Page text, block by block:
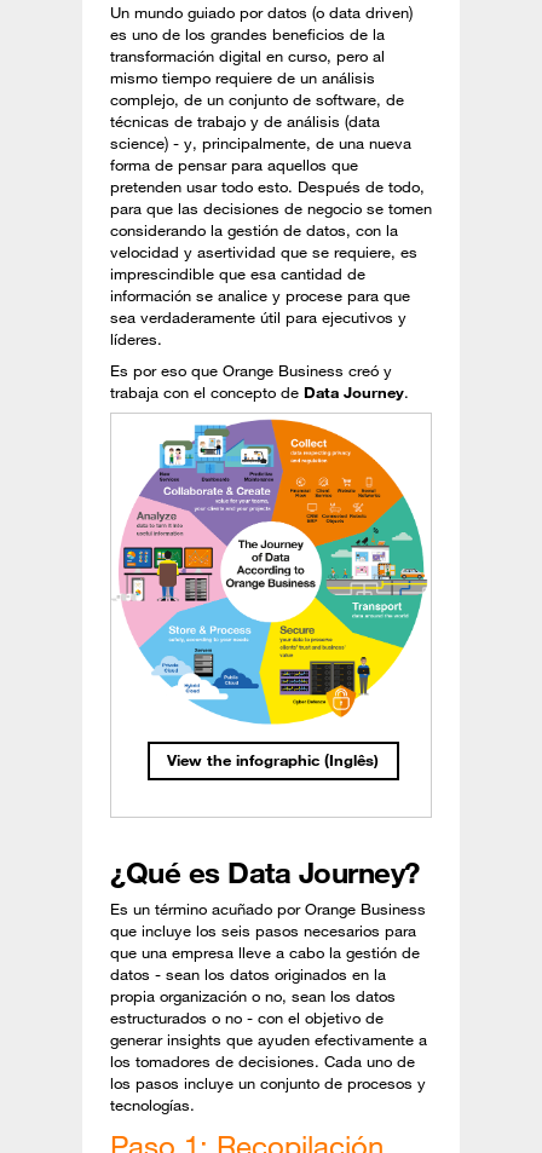
Un mundo guiado por datos (o data driven)
es uno de los grandes beneficios de la
transformación digital en curso, pero al
mismo tiempo requiere de un análisis
complejo, de un conjunto de software, de
técnicas de trabajo y de análisis (data
science) - y, principalmente, de una nueva
forma de pensar para aquellos que
pretenden usar todo esto. Después de todo,
para que las decisiones de negocio se tomen
considerando la gestión de datos, con la
velocidad y asertividad que se requiere, es
imprescindible que esa cantidad de
información se analice y procese para que
sea verdaderamente útil para ejecutivos y
líderes.
Es por eso que Orange Business creó y
trabaja con el concepto de Data Journey.
View the infographic (Inglês)
¿Qué es Data Journey?
Es un término acuñado por Orange Business
que incluye los seis pasos necesarios para
que una empresa lleve a cabo la gestión de
datos - sean los datos originados en la
propia organización o no, sean los datos
estructurados o no - con el objetivo de
generar insights que ayuden efectivamente a
los tomadores de decisiones. Cada uno de
los pasos incluye un conjunto de procesos y
tecnologías.
Paso 1: Recopilación